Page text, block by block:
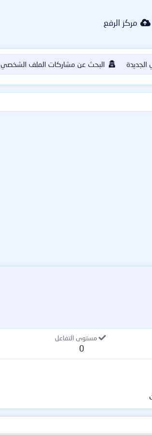
مركز الرفع
البحث عن مشاركات الملف الشخصي
مستوى التفاعل
0